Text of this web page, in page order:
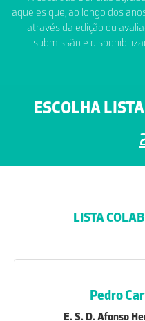
aqueles que, ao longo dos
através da edição ou
submissão e
ESCOLHA
LISTA
Pedro
E. S. D. Afonso